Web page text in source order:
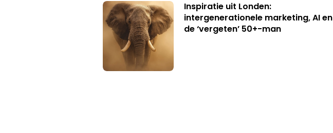
Inspiratie uit Londen:
intergenerationele marketing, AI en
de ‘vergeten’ 50+-man